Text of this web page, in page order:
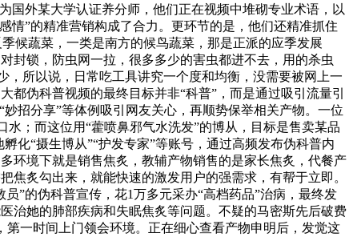
国外某大学认证养分师，他们正在视频中堆砌专业术语，以
情”的精准营销构成了合力。更环节的是，他们还精准抓住
候蔬菜，一类是南方的候鸟蔬菜，那是正派的应季发展
封锁，防虫网一拉，很多多少的害虫都进不去，用的杀虫
所以说，日常吃工具讲究一个度和均衡，没需要被网上一
伪科普视频的最终目标并非“科普”，而是通过吸引流量引
招分享”等体例吸引网友关心，再顺势保举相关产物。一位
；而这位用“藿喷鼻邪气水洗发”的博从，目标是售卖某品
化“摄生博从”“护发专家”等账号，通过高频发布伪科普内
环境下就是销售焦炙，教辅产物销售的是家长焦炙，代餐产
炙勾出来，就能快速的激发用户的强需求，有帮于立即。
”的伪科普宣传，花1万多元采办“高档药品”治病，最终发
治她的肺部疾病和失眠焦炙等问题。不疑的马密斯先后破费
一时间上门领会环境。正在细心查看产物申明后，发觉这